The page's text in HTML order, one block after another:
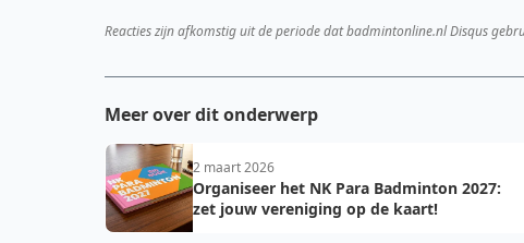
Reacties zijn afkomstig uit de periode dat badmintonline.nl Disqus
Meer over dit onderwerp
2 maart 2026
Organiseer het NK Para Badminton 2027:
zet jouw vereniging op de kaart!